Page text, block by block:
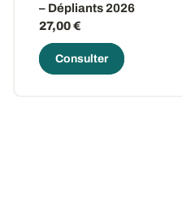
– Dépliants 2026
27,00 €
Consulter